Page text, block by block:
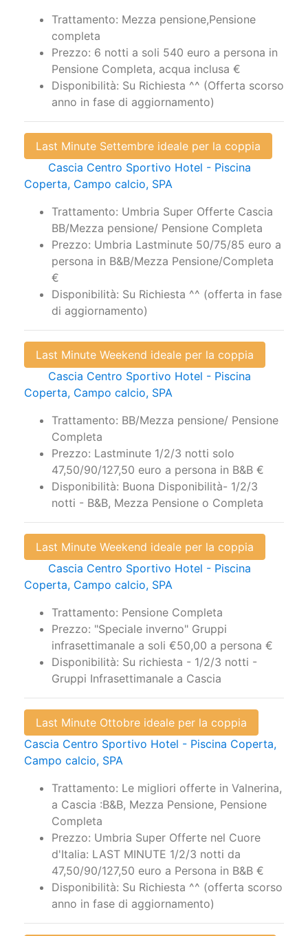
Trattamento: Mezza pensione,Pensione
completa
Prezzo: 6 notti a soli 540 euro a persona in
Pensione Completa, acqua inclusa €
Disponibilità: Su Richiesta ^^ (Offerta scorso
anno in fase di aggiornamento)
Last Minute Settembre ideale per la coppia
Cascia Centro Sportivo Hotel - Piscina
Coperta, Campo calcio, SPA
Trattamento: Umbria Super Offerte Cascia
BB/Mezza pensione/ Pensione Completa
Prezzo: Umbria Lastminute 50/75/85 euro a
persona in B&B/Mezza Pensione/Completa
€
Disponibilità: Su Richiesta ^^ (offerta in fase
di aggiornamento)
Last Minute Weekend ideale per la coppia
Cascia Centro Sportivo Hotel - Piscina
Coperta, Campo calcio, SPA
Trattamento: BB/Mezza pensione/ Pensione
Completa
Prezzo: Lastminute 1/2/3 notti solo
47,50/90/127,50 euro a persona in B&B €
Disponibilità: Buona Disponibilità- 1/2/3
notti - B&B, Mezza Pensione o Completa
Last Minute Weekend ideale per la coppia
Cascia Centro Sportivo Hotel - Piscina
Coperta, Campo calcio, SPA
Trattamento: Pensione Completa
Prezzo: "Speciale inverno" Gruppi
infrasettimanale a soli €50,00 a persona €
Disponibilità: Su richiesta - 1/2/3 notti -
Gruppi Infrasettimanale a Cascia
Last Minute Ottobre ideale per la coppia
Cascia Centro Sportivo Hotel - Piscina Coperta,
Campo calcio, SPA
Trattamento: Le migliori offerte in Valnerina,
a Cascia :B&B, Mezza Pensione, Pensione
Completa
Prezzo: Umbria Super Offerte nel Cuore
d'Italia: LAST MINUTE 1/2/3 notti da
47,50/90/127,50 euro a Persona in B&B €
Disponibilità: Su Richiesta ^^ (offerta scorso
anno in fase di aggiornamento)